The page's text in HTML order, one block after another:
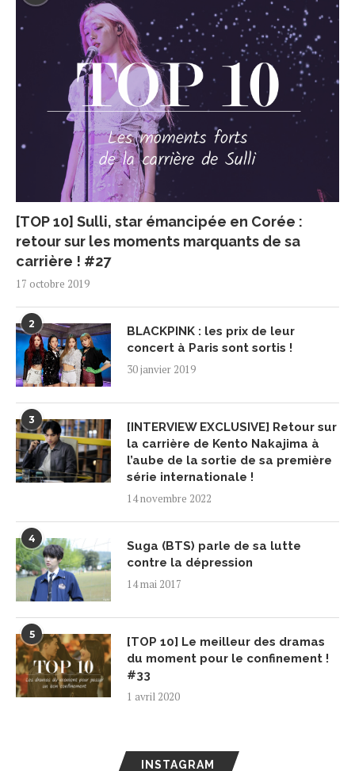
[TOP 10] Sulli, star émancipée en Corée :
retour sur les moments marquants de sa
carrière ! #27
17 octobre 2019
2
BLACKPINK : les prix de leur
concert à Paris sont sortis !
30 janvier 2019
3
[INTERVIEW EXCLUSIVE] Retour sur
la carrière de Kento Nakajima à
l’aube de la sortie de sa première
série internationale !
14 novembre 2022
4
Suga (BTS) parle de sa lutte
contre la dépression
14 mai 2017
5
[TOP 10] Le meilleur des dramas
du moment pour le confinement !
#33
1 avril 2020
INSTAGRAM